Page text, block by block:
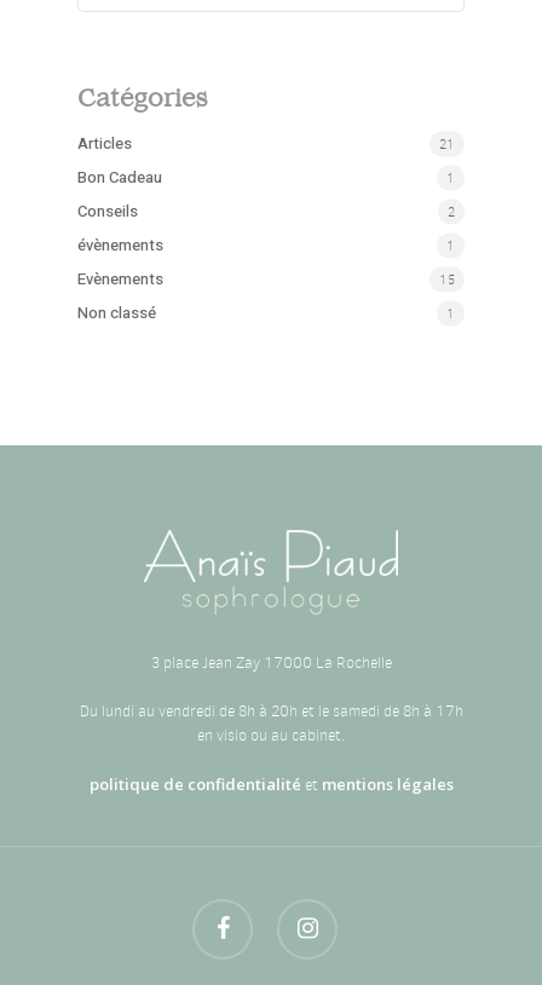
Catégories
Articles 21
Bon Cadeau 1
Conseils 2
évènements 1
Evènements 15
Non classé 1
3 place Jean Zay 17000 La Rochelle
Du lundi au vendredi de 8h à 20h et le samedi de 8h à 17h
en visio ou au cabinet.
politique de confidentialité et mentions légales
facebook instagram